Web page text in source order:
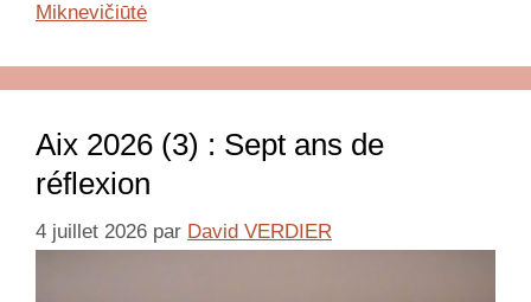
Miknevičiūtė
Aix 2026 (3) : Sept ans de
réflexion
4 juillet 2026 par David VERDIER